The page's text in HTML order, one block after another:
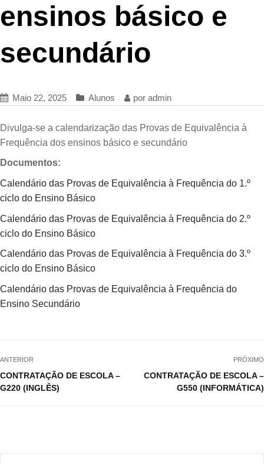
ensinos básico e
secundário
Maio 22, 2025 Alunos por admin
Divulga-se a calendarização das Provas de Equivalência à
Frequência dos ensinos básico e secundário
Documentos:
Calendário das Provas de Equivalência à Frequência do 1.º
ciclo do Ensino Básico
Calendário das Provas de Equivalência à Frequência do 2.º
ciclo do Ensino Básico
Calendário das Provas de Equivalência à Frequência do 3.º
ciclo do Ensino Básico
Calendário das Provas de Equivalência à Frequência do
Ensino Secundário
ANTERIOR
CONTRATAÇÃO DE ESCOLA –
G220 (INGLÊS)
PRÓXIMO
CONTRATAÇÃO DE ESCOLA –
G550 (INFORMÁTICA)